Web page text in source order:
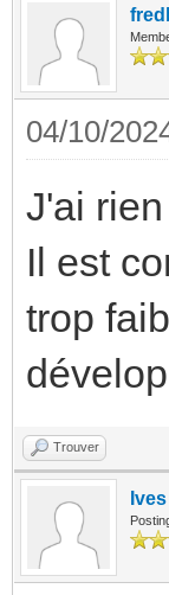
04/10/
J'ai
Il est
trop
Trouver
Ives